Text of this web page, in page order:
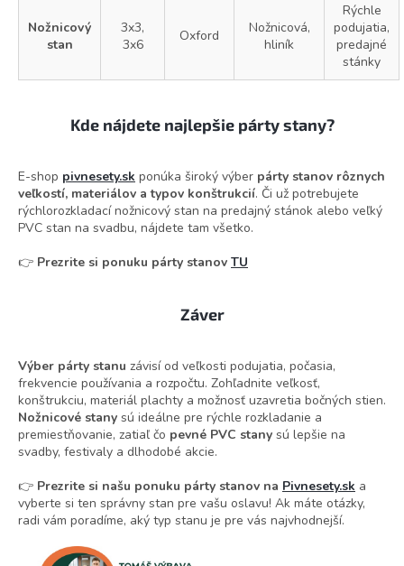
Nožnicový
stan
3x3,
3x6
Oxford
Nožnicová,
hliník
Rýchle
podujatia,
predajné
stánky
Kde nájdete najlepšie párty stany?
E-shop pivnesety.sk ponúka široký výber párty stanov rôznych
veľkostí, materiálov a typov konštrukcií. Či už potrebujete
rýchlorozkladací nožnicový stan na predajný stánok alebo veľký
PVC stan na svadbu, nájdete tam všetko.
👉 Prezrite si ponuku párty stanov TU
Záver
Výber párty stanu závisí od veľkosti podujatia, počasia,
frekvencie používania a rozpočtu. Zohľadnite veľkosť,
konštrukciu, materiál plachty a možnosť uzavretia bočných stien.
Nožnicové stany sú ideálne pre rýchle rozkladanie a
premiestňovanie, zatiaľ čo pevné PVC stany sú lepšie na
svadby, festivaly a dlhodobé akcie.
👉 Prezrite si našu ponuku párty stanov na Pivnesety.sk a
vyberte si ten správny stan pre vašu oslavu! Ak máte otázky,
radi vám poradíme, aký typ stanu je pre vás najvhodnejší.